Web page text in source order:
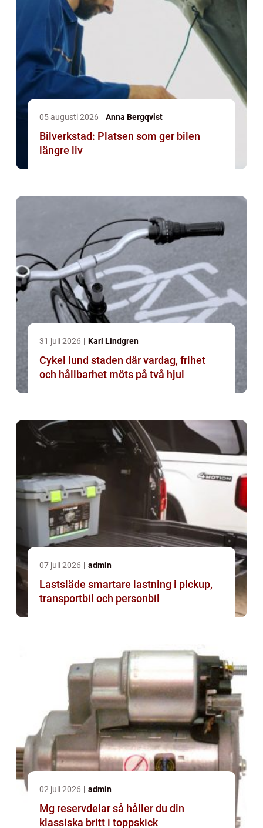
05 augusti 2026 Anna Bergqvist
Bilverkstad: Platsen som ger bilen
längre liv
31 juli 2026 Karl Lindgren
Cykel lund staden där vardag, frihet
och hållbarhet möts på två hjul
07 juli 2026 admin
Lastsläde smartare lastning i pickup,
transportbil och personbil
02 juli 2026 admin
Mg reservdelar så håller du din
klassiska britt i toppskick